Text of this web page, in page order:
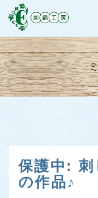
保護中: 刺
の作品